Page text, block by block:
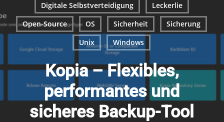
Digitale Selbstverteidigung
Leckerlie
Open-Source
OS Sicherheit
Sicherung
Unix
Windows
Kopia – Flexibles,
performantes und
sicheres Backup-Tool